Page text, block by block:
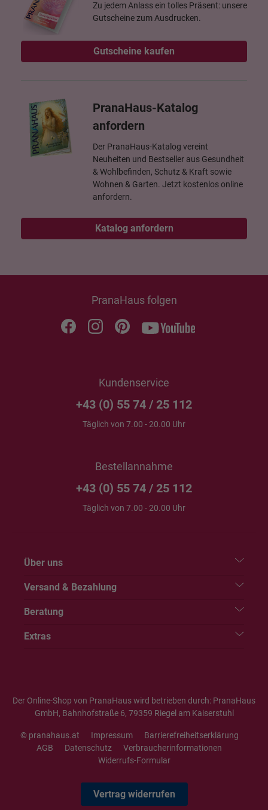
Zu jedem Anlass ein tolles Präsent: unsere
Gutscheine zum Ausdrucken.
Gutscheine kaufen
PranaHaus-Katalog
anfordern
Der PranaHaus-Katalog vereint
Neuheiten und Bestseller aus Gesundheit
& Wohlbefinden, Schutz & Kraft sowie
Wohnen & Garten. Jetzt kostenlos online
anfordern.
Katalog anfordern
PranaHaus folgen
Kundenservice
+43 (0) 55 74 / 25 112
Täglich von 7.00 - 20.00 Uhr
Bestellannahme
+43 (0) 55 74 / 25 112
Täglich von 7.00 - 20.00 Uhr
Über uns
Versand & Bezahlung
Beratung
Extras
Der Online-Shop von PranaHaus wird betrieben durch: PranaHaus
GmbH, Bahnhofstraße 6, 79359 Riegel am Kaiserstuhl
© pranahaus.at Impressum
Barrierefreiheitserklärung
AGB
Datenschutz
Verbraucherinformationen
Widerrufs-Formular
Vertrag widerrufen